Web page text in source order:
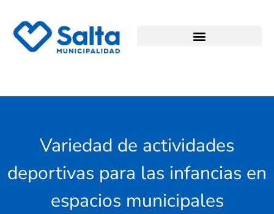
Variedad de actividades
deportivas para las infancias en
espacios municipales